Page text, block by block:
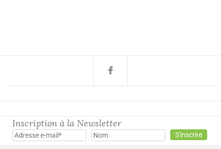
Inscription à la Newsletter